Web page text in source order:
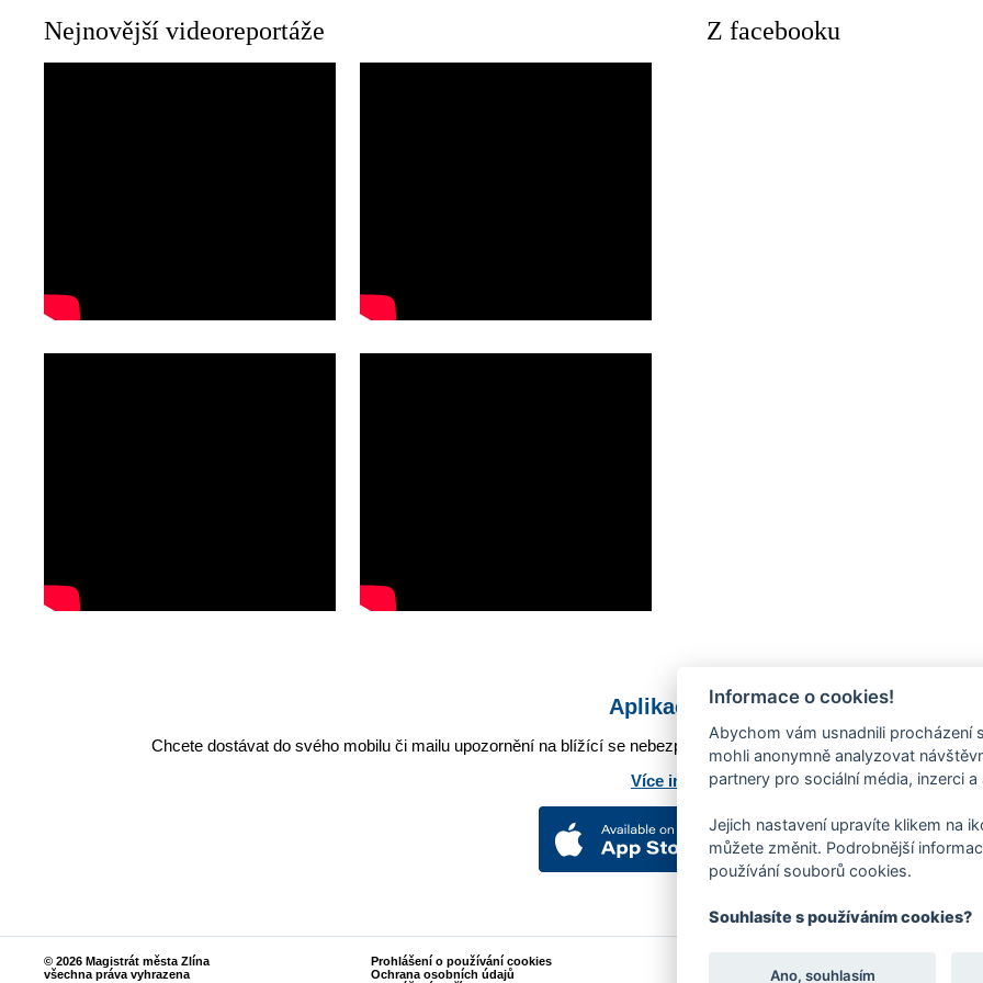
Nejnovější videoreportáže Z facebooku
Aplikace Mobilní rozhlas
Chcete dostávat do svého mobilu či mailu upozornění na blížící se nebezpečí, odstávky, poruchy a výpadky
Více informací o aplikaci
© 2026 Magistrát města Zlína
všechna práva vyhrazena
Prohlášení o používání cookies
Ochrana osobních údajů
webmaster@zlin.eu
Informace o cookies!
Abychom vám usnadnili procházení
mohli anonymně analyzovat
partnery pro sociální média, inzerci a
Jejich nastavení upravíte klikem na
můžete změnit. Podrobnější
používání souborů cookies.
Souhlasíte s používáním cookies?
Ano, souhlasím